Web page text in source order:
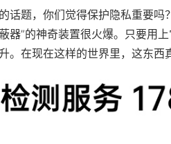
话题，你们觉得保护隐私重要吗
器”的神奇装置很火爆。只要用
。在现在这样的世界里，这东西